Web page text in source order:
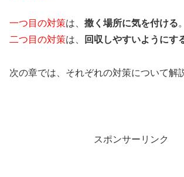
一つ目の対策は、 撒く場所に気を付ける。
二つ目の対策は、 回収しやすいようにす
次の章では、それぞれの対策について解
スポンサーリンク